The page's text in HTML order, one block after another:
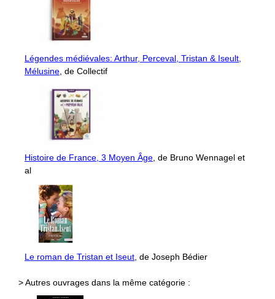
Légendes médiévales: Arthur, Perceval, Tristan & Iseult,
Mélusine, de Collectif
Histoire de France, 3 Moyen Âge, de Bruno Wennagel et
al
Le roman de Tristan et Iseut, de Joseph Bédier
> Autres ouvrages dans la même catégorie :